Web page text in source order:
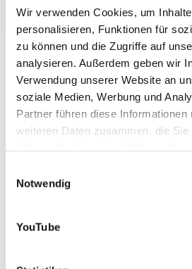
Wir verwenden Cookies, um
personalisieren, Funktionen für
zu können und die Zugriffe auf
analysieren. Außerdem geben wir
Verwendung unserer Website an
soziale Medien, Werbung und
Partner führen diese
weiteren Daten zusammen, die Sie
Notwendig
YouTube
Zentrum für
Lernen -